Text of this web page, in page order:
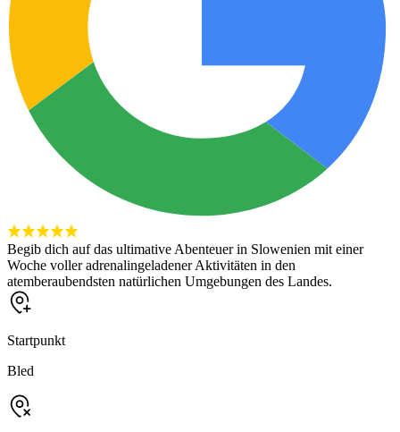
Begib dich auf das ultimative Abenteuer in Slowenien mit einer
Woche voller adrenalingeladener Aktivitäten in den
atemberaubendsten natürlichen Umgebungen des Landes.
Startpunkt
Bled